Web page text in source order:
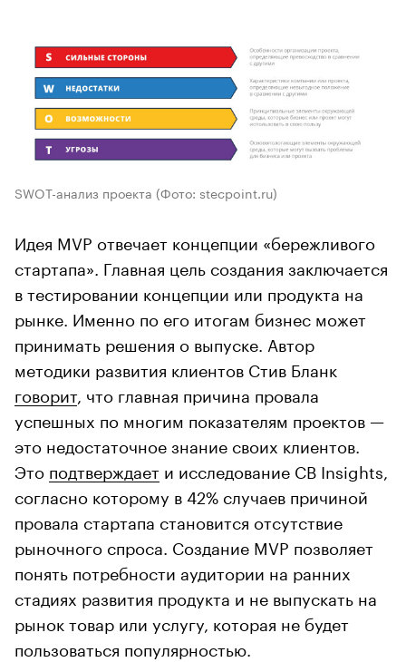
SWOT-анализ проекта (Фото: stecpoint.ru)
Идея MVP отвечает концепции «бережливого
стартапа». Главная цель создания заключается
в тестировании концепции или продукта на
рынке. Именно по его итогам бизнес может
принимать решения о выпуске. Автор
методики развития клиентов Стив Бланк
говорит, что главная причина провала
успешных по многим показателям проектов —
это недостаточное знание своих клиентов.
Это подтверждает и исследование CB Insights,
согласно которому в 42% случаев причиной
провала стартапа становится отсутствие
рыночного спроса. Создание MVP позволяет
понять потребности аудитории на ранних
стадиях развития продукта и не выпускать на
рынок товар или услугу, которая не будет
пользоваться популярностью.